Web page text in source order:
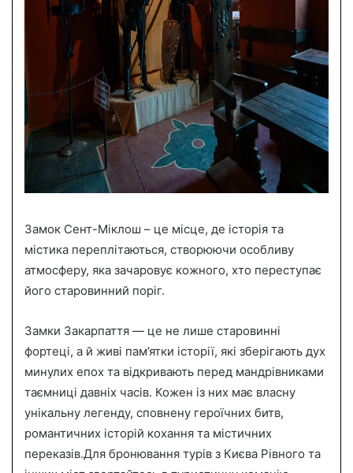
Замок Сент-Міклош – це місце, де історія та
містика переплітаються, створюючи особливу
атмосферу, яка зачаровує кожного, хто переступає
його старовинний поріг.
Замки Закарпаття — це не лише старовинні
фортеці, а й живі пам’ятки історії, які зберігають дух
минулих епох та відкривають перед мандрівниками
таємниці давніх часів. Кожен із них має власну
унікальну легенду, сповнену героїчних битв,
романтичних історій кохання та містичних
переказів.Для бронювання турів з Києва Рівного та